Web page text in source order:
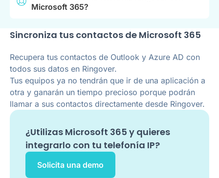
Microsoft 365?
Sincroniza tus contactos de Microsoft 365
Recupera tus contactos de Outlook y Azure AD con
todos sus datos en Ringover.
Tus equipos ya no tendrán que ir de una aplicación a
otra y ganarán un tiempo precioso porque podrán
llamar a sus contactos directamente desde Ringover.
¿Utilizas Microsoft 365 y quieres
integrarlo con tu telefonía IP?
Solicita una demo